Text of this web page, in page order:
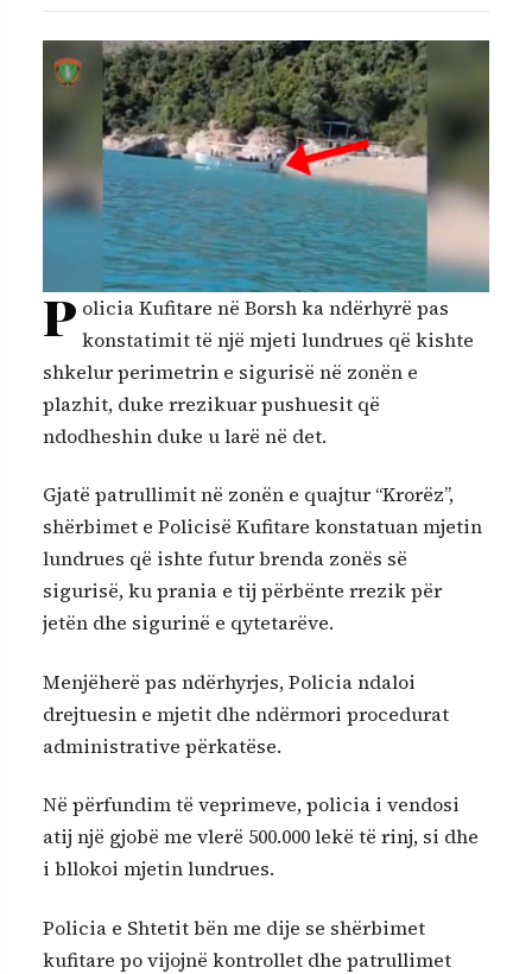
P olicia Kufitare në Borsh ka ndërhyrë pas
konstatimit të një mjeti lundrues që kishte
shkelur perimetrin e sigurisë në zonën e
plazhit, duke rrezikuar pushuesit që
ndodheshin duke u larë në det.
Gjatë patrullimit në zonën e quajtur “Krorëz”,
shërbimet e Policisë Kufitare konstatuan mjetin
lundrues që ishte futur brenda zonës së
sigurisë, ku prania e tij përbënte rrezik për
jetën dhe sigurinë e qytetarëve.
Menjëherë pas ndërhyrjes, Policia ndaloi
drejtuesin e mjetit dhe ndërmori procedurat
administrative përkatëse.
Në përfundim të veprimeve, policia i vendosi
atij një gjobë me vlerë 500.000 lekë të rinj, si dhe
i bllokoi mjetin lundrues.
Policia e Shtetit bën me dije se shërbimet
kufitare po vijojnë kontrollet dhe patrullimet